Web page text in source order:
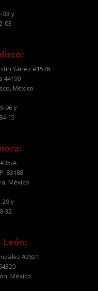
03 y
03
Yáñez #1576
44190
México
96 y
15
A
83188
México
29 y
32
León:
#2821
México